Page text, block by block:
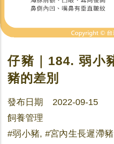
仔豬｜184. 弱小
豬的差別
發布日期 2022-09-15
飼養管理
#弱小豬, #宮內生長遲滯